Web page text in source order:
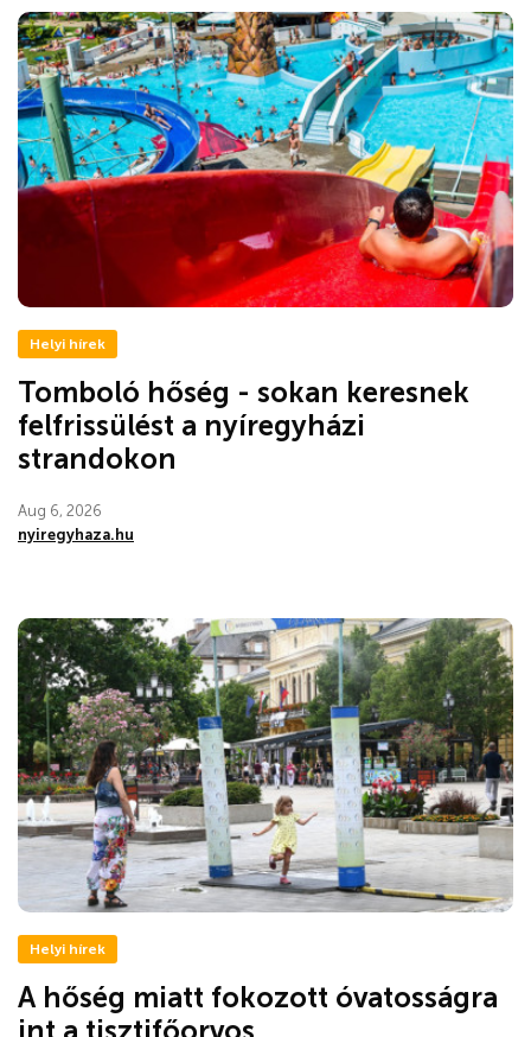
Helyi hírek
Tomboló hőség - sokan keresnek
felfrissülést a nyíregyházi
strandokon
Aug 6, 2026
nyiregyhaza.hu
Helyi hírek
A hőség miatt fokozott óvatosságra